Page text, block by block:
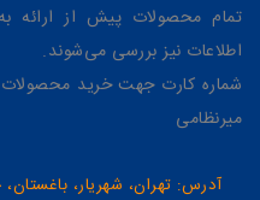
تمام محصولات پیش از
اطلاعات نیز بررسی می‌شوند.
میرنظامی
آدرس: تهران، شهریار،